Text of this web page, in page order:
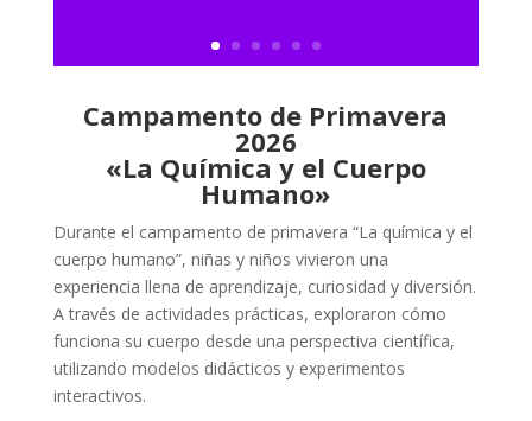
Campamento de Primavera
2026
«La Química y el Cuerpo
Humano»
Durante el campamento de primavera “La química y el
cuerpo humano”, niñas y niños vivieron una
experiencia llena de aprendizaje, curiosidad y diversión.
A través de actividades prácticas, exploraron cómo
funciona su cuerpo desde una perspectiva científica,
utilizando modelos didácticos y experimentos
interactivos.